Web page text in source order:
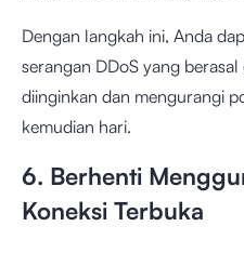
Dengan langkah ini, Anda
serangan DDoS yang
diinginkan dan mengurangi
kemudian hari.
6. Berhenti
Koneksi Terbuka